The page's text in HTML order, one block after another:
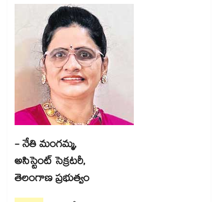
- నేతి మంగ‌‌‌‌‌‌‌‌మ్మ,
అసిస్టెంట్ సెక్రట‌‌‌‌‌‌‌‌రీ,
తెలంగాణ ప్రభుత్వం